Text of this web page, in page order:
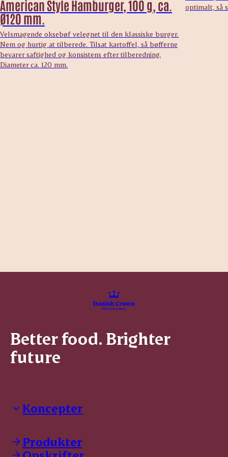
American Style Hamburger, 100 g, ca.
Ø120 mm.
Velsmagende oksebøf velegnet til den klassiske burger.
Nem og hurtig at tilberede. Tilsat kartoffel, så bøfferne
bevarer saftighed og konsistens efter tilberedning.
Diameter ca. 120 mm.
optimalt, så
Better food. Brighter
future
Koncepter
Dyrbar
GØL
Produkter